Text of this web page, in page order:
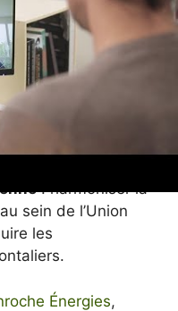
: les
doivent
accrue générée
de
et
: harmoniser la
sein de l’Union
les
Énergies,